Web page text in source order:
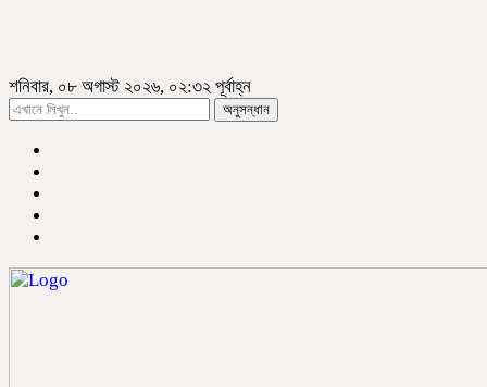
শনিবার, ০৮ অগাস্ট ২০২৬, ০২:৩২ পূর্বাহ্ন
অনুসন্ধান